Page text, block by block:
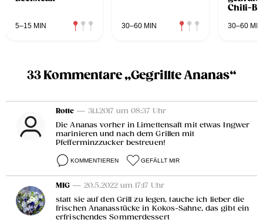
5–15 MIN 30–60 MIN
Chili-
30–60 MIN
33 Kommentare „Gegrillte Ananas“
Rotte — 31.1.2017 um 08:37 Uhr
Die Ananas vorher in Limettensaft mit etwas Ingwer
marinieren und nach dem Grillen mit
Pfefferminzzucker bestreuen!
KOMMENTIEREN GEFÄLLT MIR
MIG — 20.5.2022 um 17:17 Uhr
statt sie auf den Grill zu legen, tauche ich lieber die
frischen Ananasstücke in Kokos-Sahne, das gibt ein
erfrischendes Sommerdessert